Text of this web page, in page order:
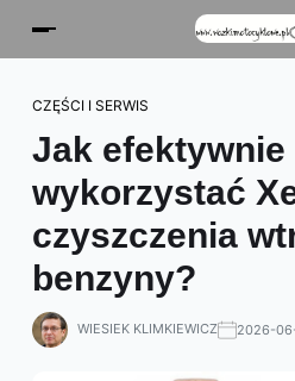
CZĘŚCI I SERWIS
Jak efektywnie
wykorzystać
czyszczenia
benzyny?
WIESIEK KLIMKIEWICZ 2026-